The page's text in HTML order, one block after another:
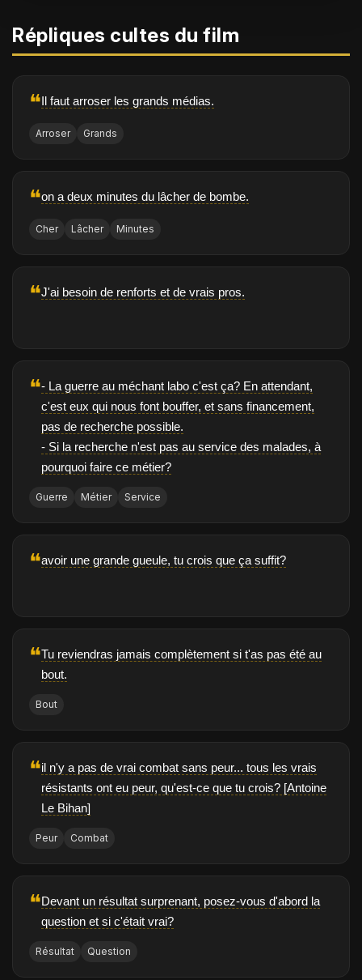
Répliques cultes du film
❝Il faut arroser les grands médias.
Arroser Grands
❝on a deux minutes du lâcher de bombe.
Cher Lâcher Minutes
❝J'ai besoin de renforts et de vrais pros.
❝- La guerre au méchant labo c'est ça? En attendant,
c'est eux qui nous font bouffer, et sans financement,
pas de recherche possible.
- Si la recherche n'est pas au service des malades, à
pourquoi faire ce métier?
Guerre Métier Service
❝avoir une grande gueule, tu crois que ça suffit?
❝Tu reviendras jamais complètement si t'as pas été au
bout.
Bout
❝il n'y a pas de vrai combat sans peur... tous les vrais
résistants ont eu peur, qu'est-ce que tu crois? [Antoine
Le Bihan]
Peur Combat
❝Devant un résultat surprenant, posez-vous d'abord la
question et si c'était vrai?
Résultat Question